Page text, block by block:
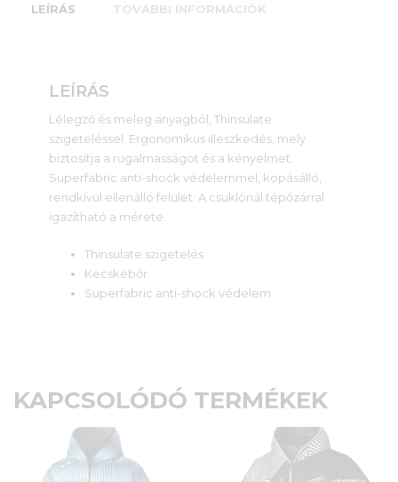
LEÍRÁS TOVÁBBI INFORMÁCIÓK
LEÍRÁS
Lélegző és meleg anyagból, Thinsulate
szigeteléssel. Ergonomikus illeszkedés, mely
biztosítja a rugalmasságot és a kényelmet.
Superfabric anti-shock védelemmel, kopásálló,
rendkívül ellenálló felület. A csuklónál tépőzárral
igazítható a mérete.
Thinsulate szigetelés
Kecskebőr
Superfabric anti-shock védelem
KAPCSOLÓDÓ TERMÉKEK